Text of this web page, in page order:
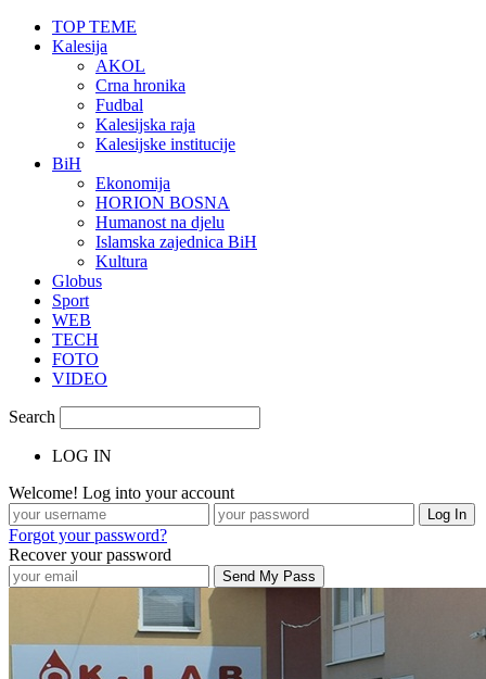
TOP TEME
Kalesija
AKOL
Crna hronika
Fudbal
Kalesijska raja
Kalesijske institucije
BiH
Ekonomija
HORION BOSNA
Humanost na djelu
Islamska zajednica BiH
Kultura
Globus
Sport
WEB
TECH
FOTO
VIDEO
Search
LOG IN
Welcome! Log into your account
Forgot your password?
Recover your password